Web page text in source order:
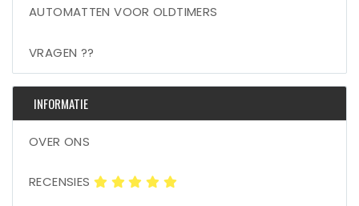
AUTOMATTEN VOOR OLDTIMERS
VRAGEN ??
INFORMATIE
OVER ONS
RECENSIES